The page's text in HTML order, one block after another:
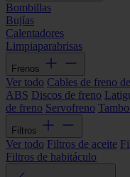
Bombillas
Bujías
Calentadores
Limpiaparabrisas
Frenos
Ver todo Cables de freno
ABS Discos de freno
de freno Servofreno
Filtros
Ver todo Filtros de aceite
Filtros de habitáculo